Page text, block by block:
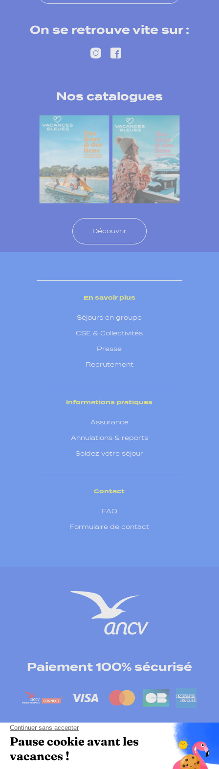
On se retrouve vite sur :
Nos catalogues
Découvrir
En savoir plus
Séjours en groupe
CSE & Collectivités
Presse
Recrutement
Informations pratiques
Assurance
Annulations & reports
Soldez votre séjour
Contact
FAQ
Formulaire de contact
Paiement 100% sécurisé